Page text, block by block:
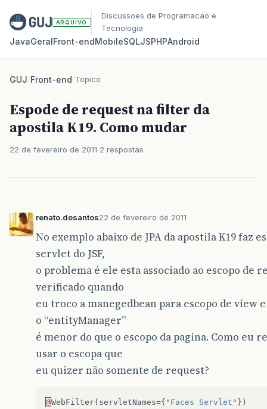
ARQUIVO
Discussoes de Programacao e
Tecnologia
JavaGeralFront‑endMobileSQLJSPHPAndroid
GUJ/Front-end/Topico
Espode de request na filter da
apostila K19. Como mudar
22 de fevereiro de 2011 2 respostas
renato.dosantos22 de fevereiro de 2011
No exemplo abaixo de JPA da apostila K19 faz
servlet do JSF,
o problema é ele esta associado ao escopo de
verificado quando
eu troco a manegedbean para escopo de view
o “entityManager”
é menor do que o escopo da pagina. Como eu
usar o escopa que
eu quizer não somente de request?
@WebFilter( servletNames={ "Faces Servlet" })